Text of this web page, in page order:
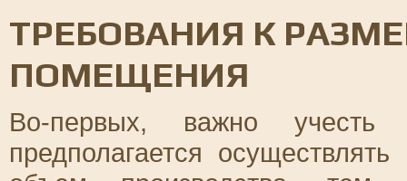
ТРЕБОВАНИЯ К
ПОМЕЩЕНИЯ
Во-первых, важно учесть
предполагается